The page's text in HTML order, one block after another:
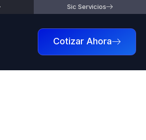
Sic Servicios
Cotizar Ahora